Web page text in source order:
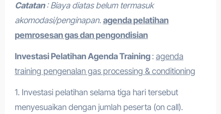
Catatan: Biaya diatas belum termasuk
akomodasi/penginapan. agenda pelatihan
pemrosesan gas dan pengondisian
Investasi PelatihanAgenda Training : agenda
training pengenalan gas processing & conditioning
1. Investasi pelatihan selama tiga hari tersebut
menyesuaikan dengan jumlah peserta (on call).